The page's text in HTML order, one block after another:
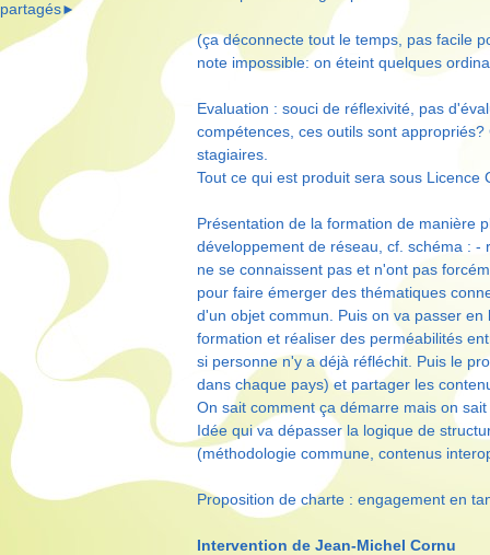
partagés►
(ça déconnecte tout le temps, pas facile
note impossible: on éteint quelques
Evaluation : souci de réflexivité, pas
compétences, ces outils sont
stagiaires.
Tout ce qui est produit sera sous Licence
Présentation de la formation de manière
développement de réseau, cf. schéma :
ne se connaissent pas et n'ont pas
pour faire émerger des thématiques
d'un objet commun. Puis on va passer
formation et réaliser des perméabilités
si personne n'y a déjà réfléchit. Puis le
dans chaque pays) et partager les
On sait comment ça démarre mais on
Idée qui va dépasser la logique de
(méthodologie commune, contenus
Proposition de charte : engagement en
Intervention de Jean-Michel Cornu